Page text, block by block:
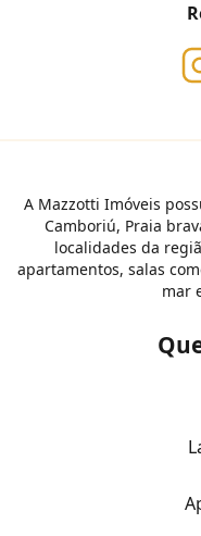
A Mazzotti Imóveis
Camboriú, Praia
localidades da
apartamentos, salas
mar